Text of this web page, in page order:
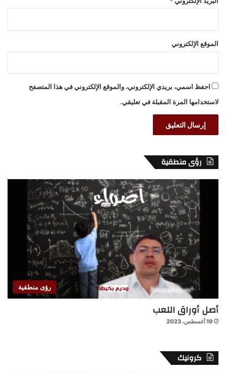
الموقع الإلكتروني
احفظ اسمي، بريدي الإلكتروني، والموقع الإلكتروني في هذا المتصفح
لاستخدامها المرة المقبلة في تعليقي.
رؤى منطقية
رؤى منطقية
أصل أوراق اللعب
19 أغسطس، 2023
كرونيك